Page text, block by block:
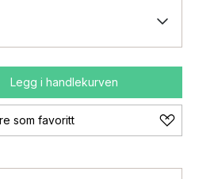
Legg i handlekurven
som favoritt